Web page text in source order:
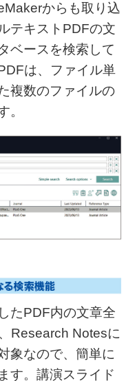
からも取り込
テキストPDFの文
ベースを検索して
は、ファイル単
複数のファイルの
。
たPDF内の文章全
Research Notesに
象なので、簡単に
す。講演スライド